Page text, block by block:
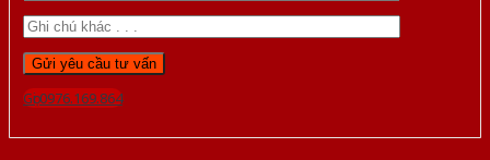
Gọi 0976.169.864